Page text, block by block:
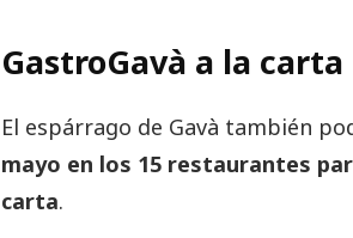
GastroGavà a la carta
El espárrago de Gavà también
mayo en los 15 restaurantes
carta.